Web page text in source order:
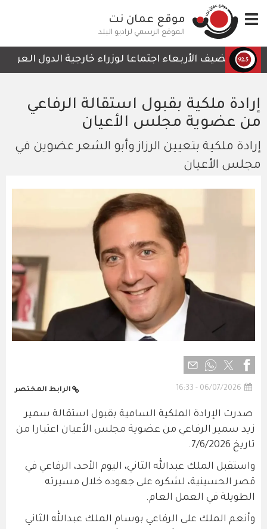
إلى
المحتوى
الرئيسي
Toggle
navigation
موقع عمان نت
الموقع الرسمي لراديو البلد
يستضيف الأربعاء اجتماعا لوزراء خارجية الدول
إرادة ملكية بقبول استقالة الرفاعي
من عضوية مجلس الأعيان
إرادة ملكية بتعيين الرزاز وأبو الشعر عضوين في
مجلس الأعيان
06/07/2026 - 16:33 الرابط المختصر
صدرت الإرادة الملكية السامية بقبول استقالة سمير
زيد سمير الرفاعي من عضوية مجلس الأعيان اعتبارا من
تاريخ 7/6/2026.
واستقبل الملك عبدﷲ الثاني، اليوم الأحد، الرفاعي في
قصر الحسينية، لشكره على جهوده خلال مسيرته
الطويلة في العمل العام.
وأنعم الملك على الرفاعي بوسام الملك عبدﷲ الثاني